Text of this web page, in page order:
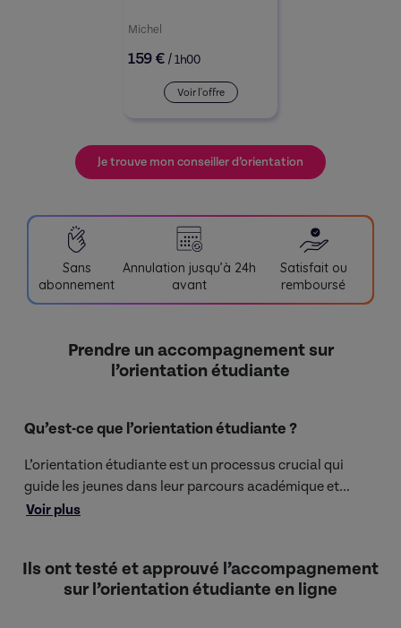
Michel
159 € /1h00
Voir l'offre
Je trouve mon conseiller d’orientation
Sans
abonnement
Annulation jusqu’à 24h
avant
Satisfait ou
remboursé
Prendre un accompagnement sur
l’orientation étudiante
Qu’est-ce que l’orientation étudiante ?
L’orientation étudiante est un processus crucial qui
guide les jeunes dans leur parcours académique et
professionnel. Apparue comme une nécessité au 21ème
fondamental pour réussir son parcours éducatif et
professionnel. Pendant l’orientation, les étudiants
L’orientation étudiante permet d’acquérir :
une meilleure compréhension de ses propres
intérêts et compétences ;
une connaissance approfondie des différentes
Voir plus
Ils ont testé et approuvé l’accompagnement
sur l’orientation étudiante en ligne